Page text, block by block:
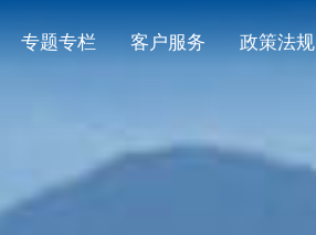
专题专栏 客户服务 政策法规